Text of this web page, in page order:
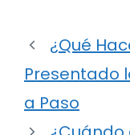
¿Qué
Presentado
a Paso